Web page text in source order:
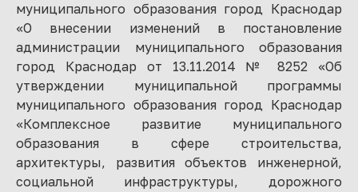
муниципального образования город Краснодар
«О внесении изменений в постановление
администрации муниципального образования
город Краснодар от 13.11.2014 № 8252 «Об
утверждении муниципальной программы
муниципального образования город Краснодар
«Комплексное развитие муниципального
образования в сфере строительства,
архитектуры, развития объектов инженерной,
социальной инфраструктуры, дорожного